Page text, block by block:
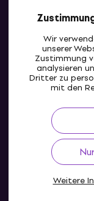
Wir
unserer
Zustimmung
analysieren
Dritter zu
mit den
Weitere